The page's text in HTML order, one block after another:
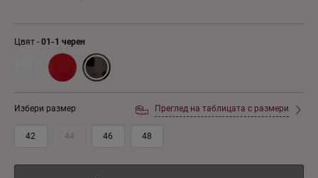
Цвят - 01-1 черен
Избери размер Преглед на таблицата с размери
42 44 46 48